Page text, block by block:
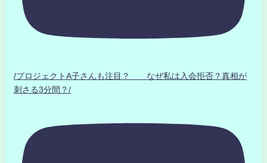
/プロジェクトA子さんも注目？ なぜ私は入会拒否？真相が
刺さる3分間？/